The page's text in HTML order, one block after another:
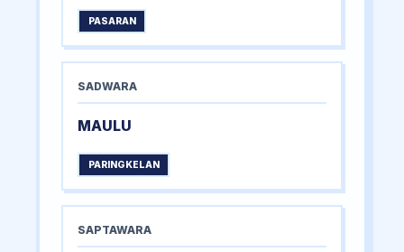
PASARAN
SADWARA
MAULU
PARINGKELAN
SAPTAWARA